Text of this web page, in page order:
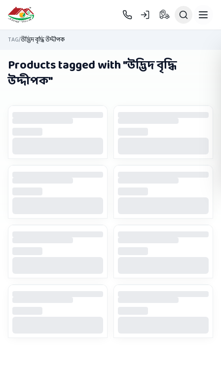
Skip to main content
TAG/উদ্ভিদ বৃদ্ধি উদ্দীপক
Products tagged with "উদ্ভিদ বৃদ্ধি
উদ্দীপক"